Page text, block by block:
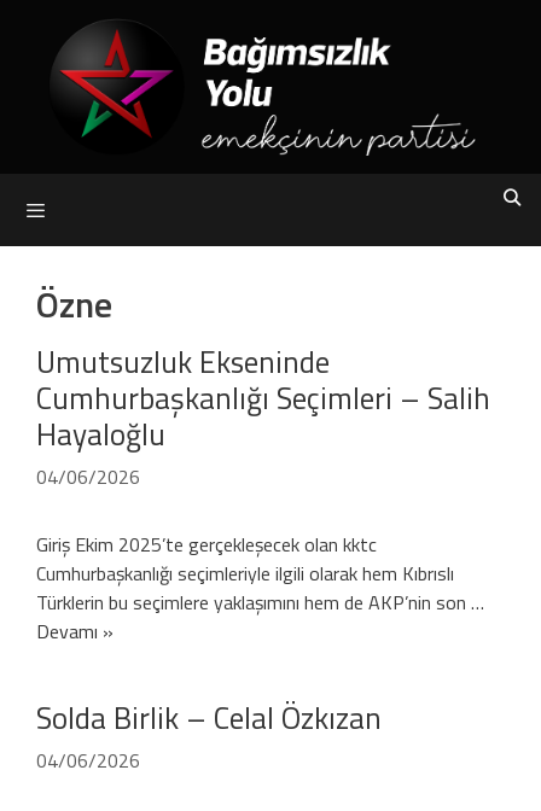
content
Özne
Umutsuzluk Ekseninde
Cumhurbaşkanlığı Seçimleri – Salih
Hayaloğlu
04/06/2026
Giriş Ekim 2025’te gerçekleşecek olan kktc
Cumhurbaşkanlığı seçimleriyle ilgili olarak hem Kıbrıslı
Türklerin bu seçimlere yaklaşımını hem de AKP’nin son …
Devamı »
Solda Birlik – Celal Özkızan
04/06/2026